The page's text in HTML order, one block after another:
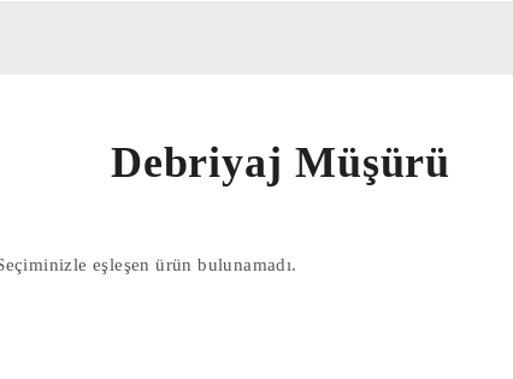
Debriyaj Müşürü
eşleşen ürün bulunamadı.